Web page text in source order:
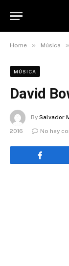
Home » Música »
MÚSICA
David
By Salvador
2016
No hay